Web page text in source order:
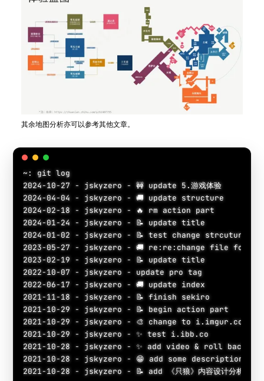
其余地图分析亦可以参考其他文章。
~: git log
2024-10-27 - jskyzero - 🚧 update 5.游戏体验
2024-04-04 - jskyzero - 🚚 update structure
2024-02-18 - jskyzero - 🔥 rm action part
2024-01-24 - jskyzero - 📝 update title
2024-01-02 - jskyzero - 📝 test change strcuture
2023-05-27 - jskyzero - 🚚 re:re:change file folder
2023-02-19 - jskyzero - 📝 update title
2022-10-07 - jskyzero - update pro tag
2022-06-17 - jskyzero - 🚚 update index
2021-11-18 - jskyzero - 📝 finish sekiro
2021-10-29 - jskyzero - 📝 begin action part
2021-10-29 - jskyzero - 🎨 change to i.imgur.com
2021-10-29 - jskyzero - ✨ test i.ibb.co
2021-10-28 - jskyzero - ✨ add video & roll back
2021-10-28 - jskyzero - 😁 add some description
2021-10-28 - jskyzero - 📝 add 《只狼》内容设计分析